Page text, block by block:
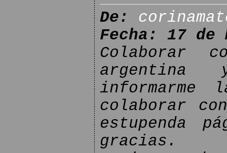
De:
Fecha: 17 de
Colaborar
argentina
informarme
colaborar
estupenda
gracias.